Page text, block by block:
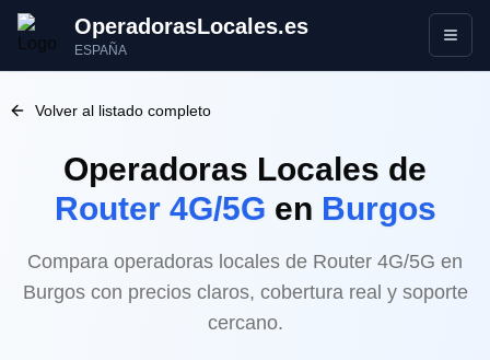
OperadorasLocales.es
ESPAÑA Abrir
Volver al listado completo
Operadoras Locales de
Router 4G/5G en Burgos
Compara operadoras locales de Router 4G/5G en
Burgos con precios claros, cobertura real y soporte
cercano.